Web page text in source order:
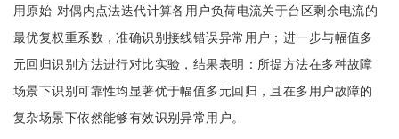
用原始-对偶内点法迭代计算各用户负荷电流关于台区剩余电流的
最优复权重系数，准确识别接线错误异常用户；进一步与幅值多
元回归识别方法进行对比实验，结果表明：所提方法在多种故障
场景下识别可靠性均显著优于幅值多元回归，且在多用户故障的
复杂场景下依然能够有效识别异常用户。